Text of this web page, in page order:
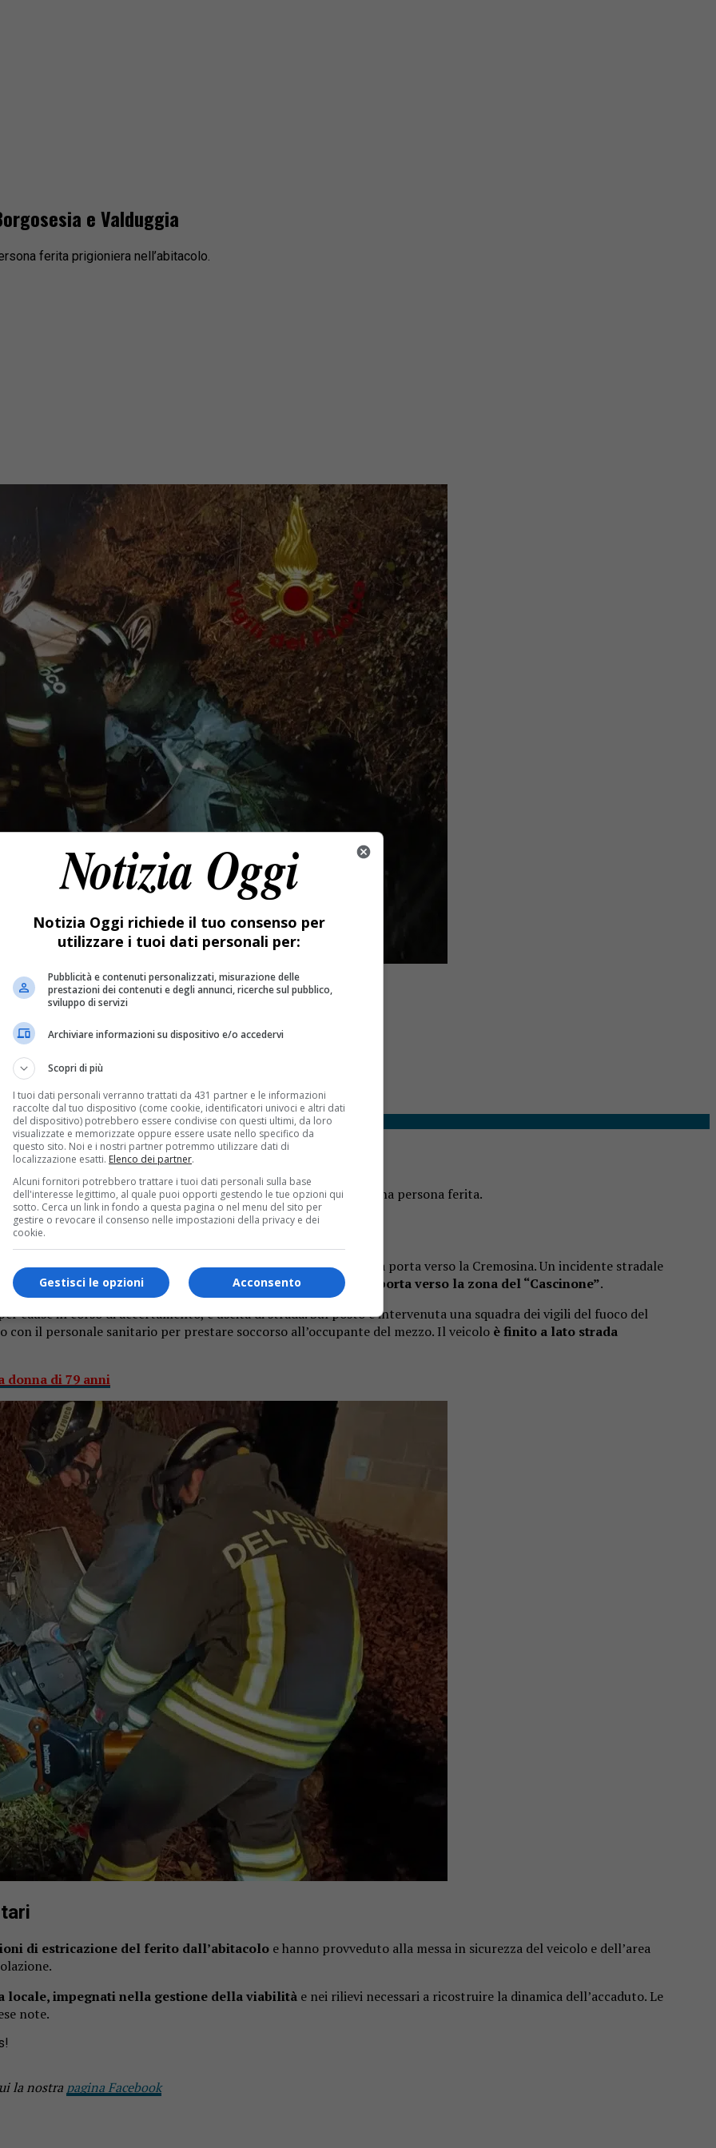
e Valduggia
ferita prigioniera nell’abitacolo.
Incidente poco più avanti dello stabilimento “Loro Piana”: una persona ferita.
Borgosesia e Valduggia
20 gennaio, lungo la strada provinciale 76 che da Borgosesia porta verso la Cremosina. Un incidente stradale
dopo lo stabilimento Loro Piana,
all’altezza della curva che porta verso la zona del “Cascinone”.
cause in corso di accertamento, è uscita di strada. Sul posto è intervenuta una squadra dei vigili del fuoco del
il personale sanitario per prestare soccorso all’occupante del mezzo. Il veicolo è finito a lato strada
donna di 79 anni
di estricazione del ferito dall’abitacolo e hanno provveduto alla messa in sicurezza del veicolo e dell’area
locale, impegnati nella gestione della viabilità e nei rilievi necessari a ricostruire la dinamica dell’accaduto. Le
note.
la nostra pagina Facebook
Notizia Oggi richiede il tuo consenso per
utilizzare i tuoi dati personali per:
Pubblicità e contenuti personalizzati, misurazione delle
prestazioni dei contenuti e degli annunci, ricerche sul pubblico,
sviluppo di servizi
Archiviare informazioni su dispositivo e/o accedervi
Scopri di più
I tuoi dati personali verranno trattati da 431 partner e le informazioni
raccolte dal tuo dispositivo (come cookie, identificatori univoci e altri dati
del dispositivo) potrebbero essere condivise con questi ultimi, da loro
visualizzate e memorizzate oppure essere usate nello specifico da
questo sito. Noi e i nostri partner potremmo utilizzare dati di
localizzazione esatti. Elenco dei partner.
Alcuni fornitori potrebbero trattare i tuoi dati personali sulla base
dell'interesse legittimo, al quale puoi opporti gestendo le tue opzioni qui
sotto. Cerca un link in fondo a questa pagina o nel menu del sito per
gestire o revocare il consenso nelle impostazioni della privacy e dei
cookie.
Acconsento
Gestisci le opzioni